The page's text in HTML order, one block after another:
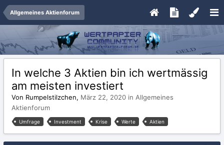
Allgemeines Aktienforum
In welche 3 Aktien bin ich wertmässig
am meisten investiert
Von Rumpelstilzchen, März 22, 2020 in Allgemeines
Aktienforum
Umfrage Investment Krise Werte Aktien